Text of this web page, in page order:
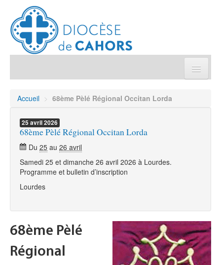
Démarches et sacrements
Sanctuaires & Pélerinages
Agenda diocésain
Accueil > 68ème Pèlé Régional Occitan Lorda
25 avril2026
68ème Pèlé Régional Occitan Lorda
Du 25 au 26 avril
Samedi 25 et dimanche 26 avril 2026 à Lourdes.
Programme et bulletin d’inscription
Lourdes
68ème Pèlé
Régional